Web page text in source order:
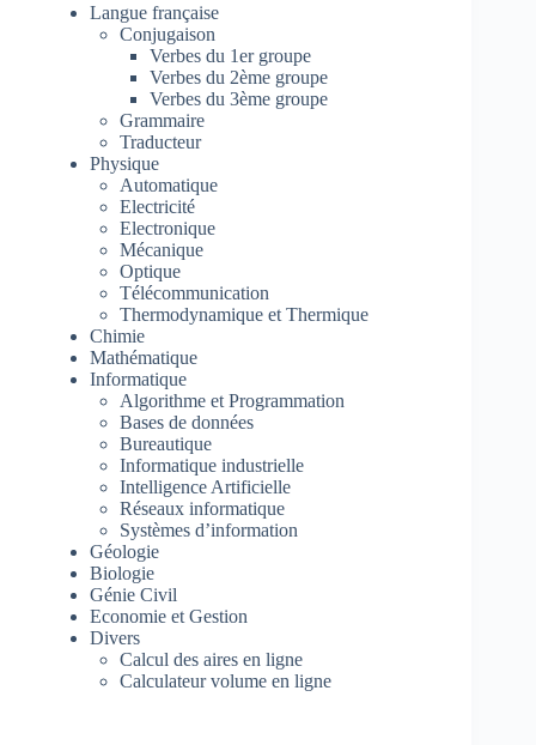
Langue française
Conjugaison
Verbes du 1er groupe
Verbes du 2ème groupe
Verbes du 3ème groupe
Grammaire
Traducteur
Physique
Automatique
Electricité
Electronique
Mécanique
Optique
Télécommunication
Thermodynamique et Thermique
Chimie
Mathématique
Informatique
Algorithme et Programmation
Bases de données
Bureautique
Informatique industrielle
Intelligence Artificielle
Réseaux informatique
Systèmes d’information
Géologie
Biologie
Génie Civil
Economie et Gestion
Divers
Calcul des aires en ligne
Calculateur volume en ligne